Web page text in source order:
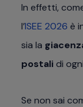
In effetti,
l’ISEE 2026 è
sia la
postali di
Se non sai